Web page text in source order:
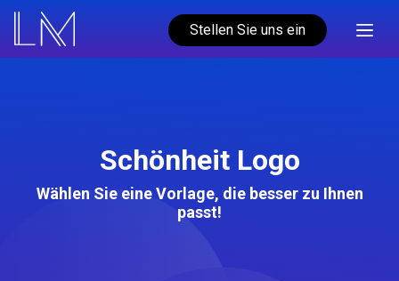
Stellen Sie uns ein
Schönheit Logo
Wählen Sie eine Vorlage, die besser zu Ihnen
passt!